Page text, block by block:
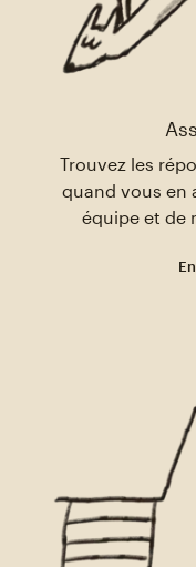
Trouvez les
quand vous en
équipe et de